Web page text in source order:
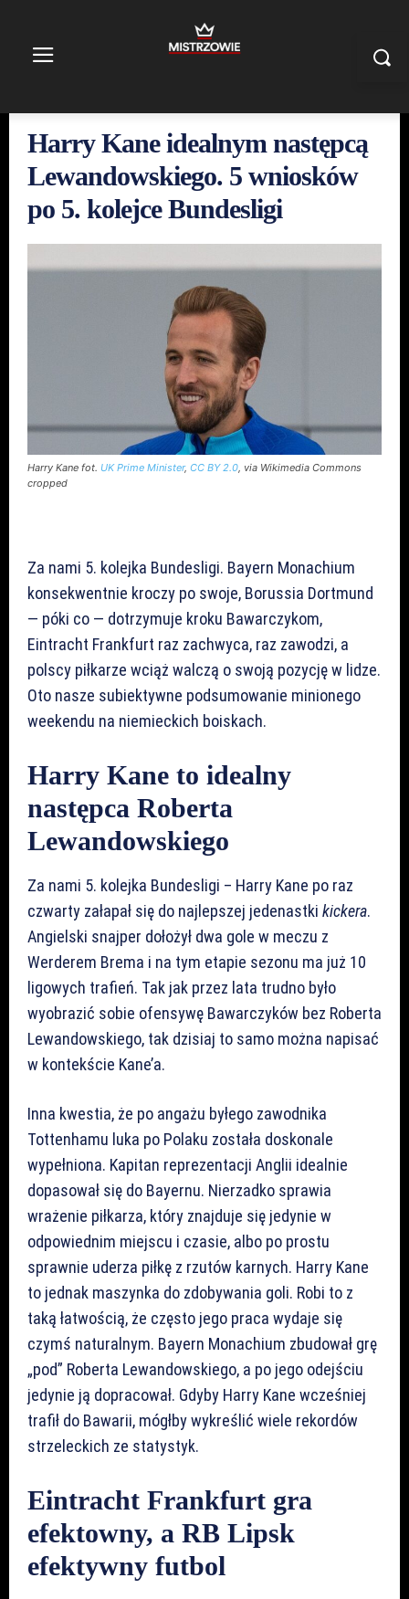
Harry Kane idealnym następcą
Lewandowskiego. 5 wniosków
po 5. kolejce Bundesligi
Harry Kane fot. UK Prime Minister, CC BY 2.0 , via Wikimedia Commons
cropped
Za nami 5. kolejka Bundesligi. Bayern Monachium
konsekwentnie kroczy po swoje, Borussia Dortmund
— póki co — dotrzymuje kroku Bawarczykom,
Eintracht Frankfurt raz zachwyca, raz zawodzi, a
polscy piłkarze wciąż walczą o swoją pozycję w lidze.
Oto nasze subiektywne podsumowanie minionego
weekendu na niemieckich boiskach.
Harry Kane to idealny
następca Roberta
Lewandowskiego
Za nami 5. kolejka Bundesligi – Harry Kane po raz
czwarty załapał się do najlepszej jedenastki kickera.
Angielski snajper dołożył dwa gole w meczu z
Werderem Brema i na tym etapie sezonu ma już 10
ligowych trafień. Tak jak przez lata trudno było
wyobrazić sobie ofensywę Bawarczyków bez Roberta
Lewandowskiego, tak dzisiaj to samo można napisać
w kontekście Kane’a.
Inna kwestia, że po angażu byłego zawodnika
Tottenhamu luka po Polaku została doskonale
wypełniona. Kapitan reprezentacji Anglii idealnie
dopasował się do Bayernu. Nierzadko sprawia
wrażenie piłkarza, który znajduje się jedynie w
odpowiednim miejscu i czasie, albo po prostu
sprawnie uderza piłkę z rzutów karnych. Harry Kane
to jednak maszynka do zdobywania goli. Robi to z
taką łatwością, że często jego praca wydaje się
czymś naturalnym. Bayern Monachium zbudował grę
„pod” Roberta Lewandowskiego, a po jego odejściu
jedynie ją dopracował. Gdyby Harry Kane wcześniej
trafił do Bawarii, mógłby wykreślić wiele rekordów
strzeleckich ze statystyk.
Eintracht Frankfurt gra
efektowny, a RB Lipsk
efektywny futbol